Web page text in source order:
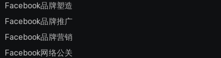
Facebook品牌塑造
Facebook品牌推广
Facebook品牌营销
Facebook网络公关